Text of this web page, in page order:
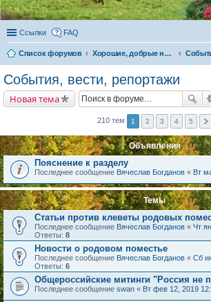
Ссылки FAQ
Список форумов Хорошие, добрые новости и их распространение в обществе
События, вести, репортажи
Новая тема
210 тем 1 2 3 4 5
Объявления
Пояснение к разделу
Последнее сообщение Вячеслав Богданов « Вт
Темы
Cтатьи против клеветы родовых
Последнее сообщение Вячеслав Богданов « Чт
Ответы: 8
Новости о родовом поместье
Последнее сообщение Вячеслав Богданов « Сб
Ответы: 6
Общероссийские митинги "Россия не
Последнее сообщение swan « Вт фев 12, 2019